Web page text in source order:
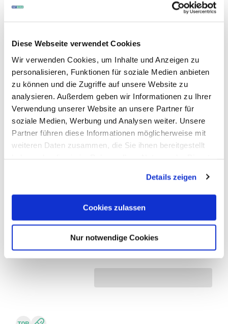
Diese Webseite verwendet Cookies
Wir verwenden Cookies, um Inhalte und Anzeigen zu
personalisieren, Funktionen für soziale Medien anbieten
zu können und die Zugriffe auf unsere Website zu
analysieren. Außerdem geben wir Informationen zu Ihrer
Verwendung unserer Website an unsere Partner für
soziale Medien, Werbung und Analysen weiter. Unsere
Partner führen diese Informationen möglicherweise mit
weiteren Daten zusammen, die Sie ihnen bereitgestellt
Details zeigen
Cookies zulassen
Nur notwendige Cookies
Top-Produkte
Art.-Nr. 220175
Reciproc blue Feilen